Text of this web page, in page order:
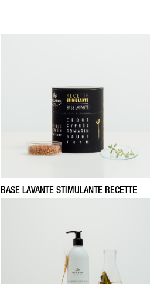
BASE LAVANTE STIMULANTE RECETTE